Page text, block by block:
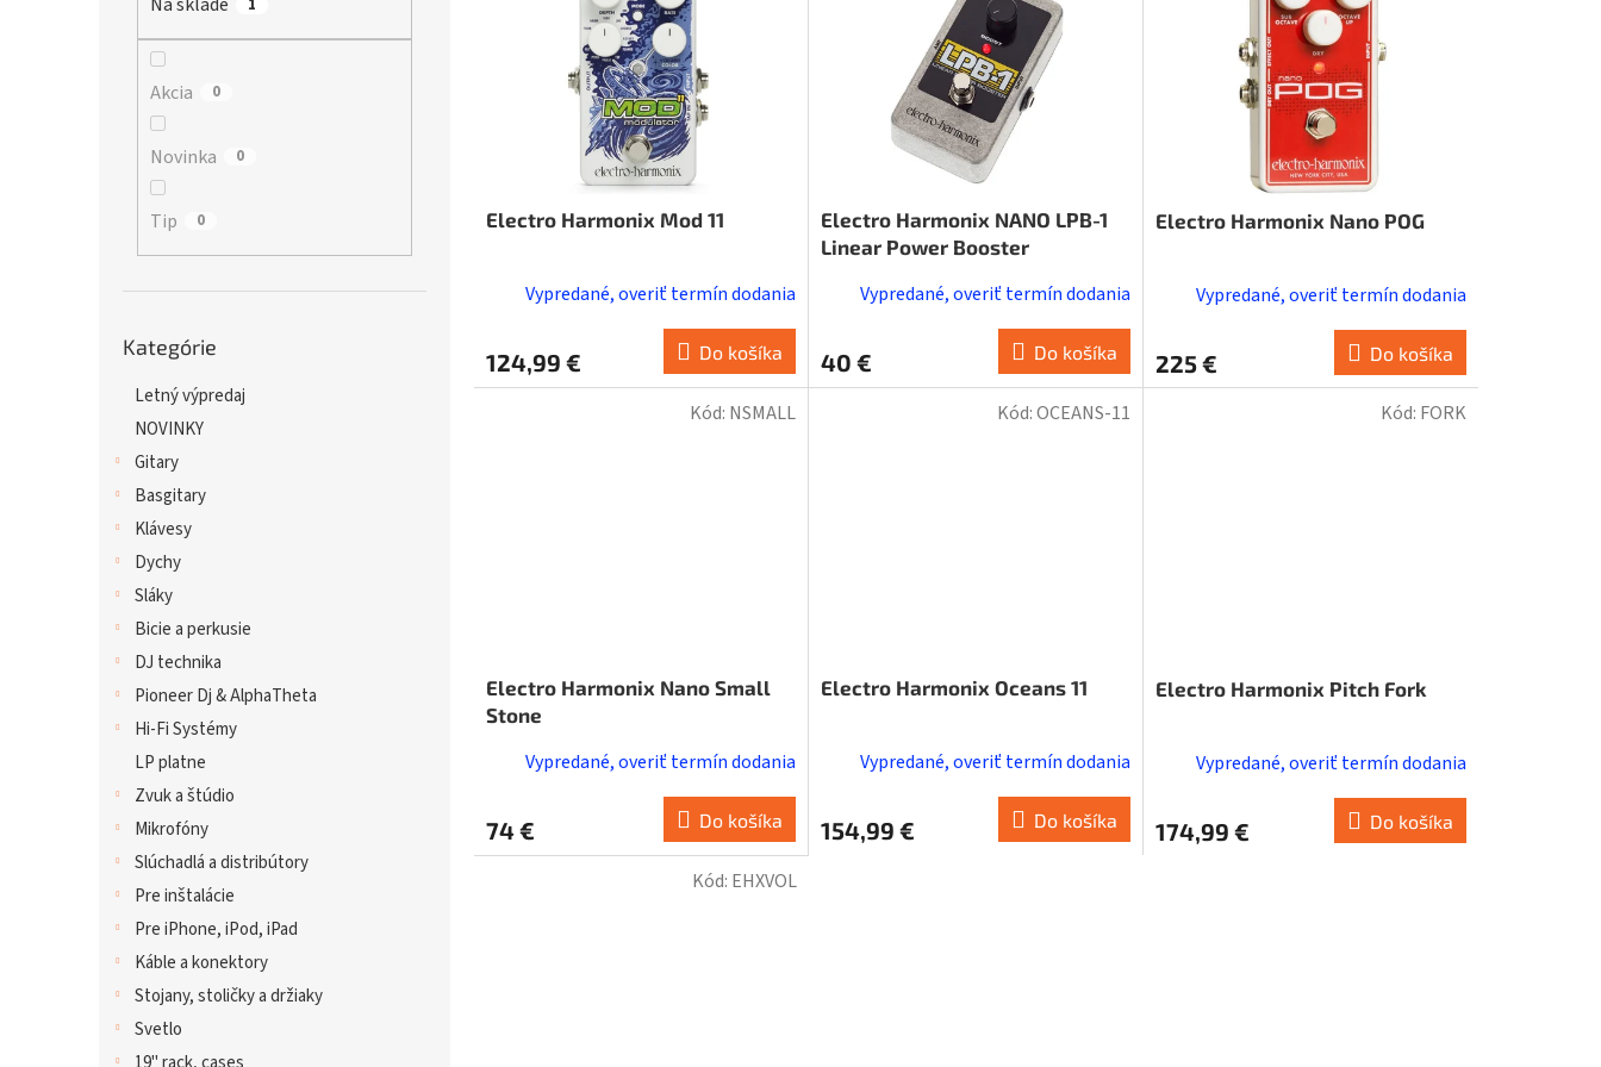
1
Akcia 0
Novinka 0
Tip 0
kategórie
Kategórie
Letný výpredaj
NOVINKY
Gitary
Basgitary
Klávesy
Dychy
Sláky
Bicie a perkusie
DJ technika
Pioneer Dj & AlphaTheta
Hi-Fi Systémy
LP platne
Zvuk a štúdio
Mikrofóny
Slúchadlá a distribútory
Pre inštalácie
Pre iPhone, iPod, iPad
Káble a konektory
Stojany, stoličky a držiaky
Svetlo
Electro Harmonix Mod 11
Vypredané, overiť termín dodania
124,99 € Do košíka
Electro Harmonix NANO LPB-1
Linear Power Booster
Vypredané, overiť termín dodania
40 € Do košíka
Electro Harmonix Nano POG
Vypredané, overiť termín dodania
225 € Do košíka
Electro Harmonix Nano Small
Stone
Vypredané, overiť termín dodania
74 € Do košíka
Kód: NSMALL
Electro Harmonix Oceans 11
Vypredané, overiť termín dodania
154,99 € Do košíka
Kód:OCEANS-11
Electro Harmonix Pitch Fork
Vypredané, overiť termín dodania
174,99 € Do košíka
Kód: FORK
Kód: EHXVOL